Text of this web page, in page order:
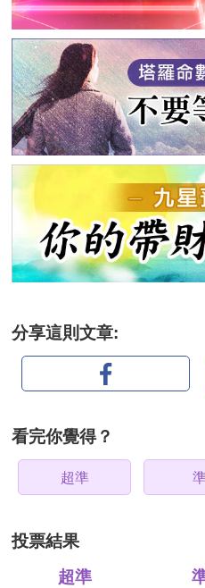
分享這則文章:
看完你覺得？
超準 準
投票結果
超準